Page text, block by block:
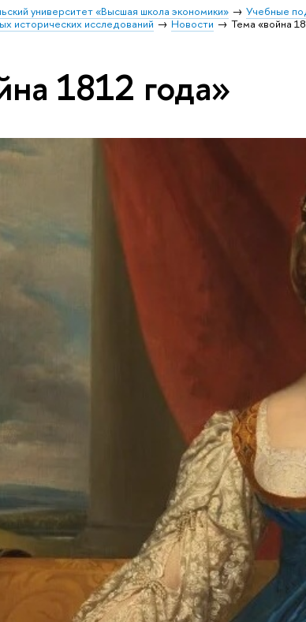
университет «Высшая школа экономики» Учебные
исторических исследований Новости Тема «война
1812 года»